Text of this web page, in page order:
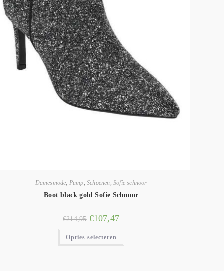
Damesmode, Pump, Schoenen, Sofie schnoor
Boot black gold Sofie Schnoor
€214,95 €107,47
Opties selecteren